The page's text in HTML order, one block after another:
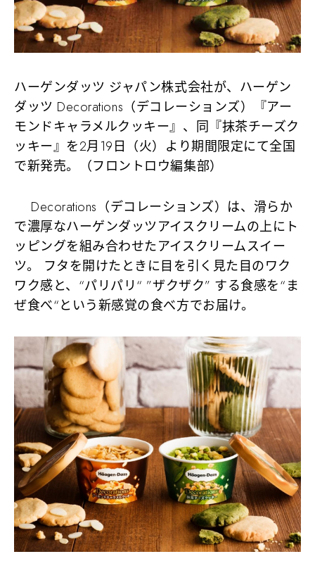
ハーゲンダッツ ジャパン株式会社が、ハーゲン
ダッツ Decorations（デコレーションズ）『アー
モンドキャラメルクッキー』、同『抹茶チーズク
ッキー』を2月19日（火）より期間限定にて全国
で新発売。（フロントロウ編集部）
Decorations（デコレーションズ）は、滑らか
で濃厚なハーゲンダッツアイスクリームの上にト
ッピングを組み合わせたアイスクリームスイー
ツ。 フタを開けたときに目を引く見た目のワク
ワク感と、“パリパリ“ ”ザクザク” する食感を“ま
ぜ食べ“という新感覚の食べ方でお届け。